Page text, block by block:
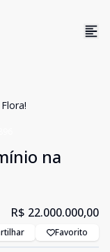
na
R$ 22.000.000,00
Favorito